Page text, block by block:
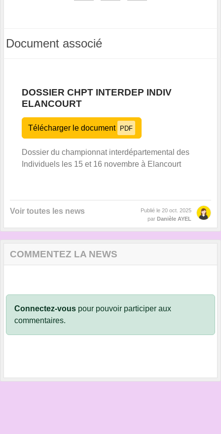
Document associé
DOSSIER CHPT INTERDEP INDIV
ELANCOURT
Télécharger le document PDF
Dossier du championnat interdépartemental des
Individuels les 15 et 16 novembre à Elancourt
Voir toutes les news Publié le 20 oct. 2025
par Danièle AYEL
COMMENTEZ LA NEWS
Connectez-vous pour pouvoir participer aux
commentaires.